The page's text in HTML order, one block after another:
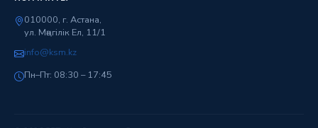
010000, г. Астана,
ул. Мәңгілік Ел, 11/1
info@ksm.kz
Пн–Пт: 08:30 – 17:45